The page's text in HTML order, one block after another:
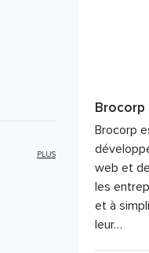
PLUS
Brocorp
Brocorp
web et
les
et à
leur…